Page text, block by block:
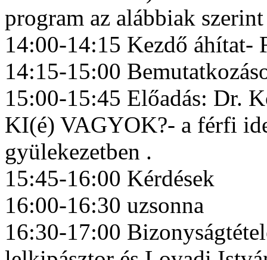
program az alábbiak
14:00-14:15 Kezdő
14:15-15:00
15:00-15:45 Előadás: Dr.
KI(é) VAGYOK?- a férfi
gyülekezetben .
15:45-16:00 Kérdések
16:00-16:30 uzsonna
16:30-17:00